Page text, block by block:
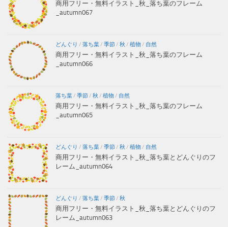
商用フリー・無料イラスト_秋_落ち葉のフレーム
_autumn067
どんぐり / 落ち葉/ 季節/ 秋 / 植物/ 自然
商用フリー・無料イラスト_秋_落ち葉のフレーム
_autumn066
落ち葉/ 季節/ 秋 / 植物/ 自然
商用フリー・無料イラスト_秋_落ち葉のフレーム
_autumn065
どんぐり / 落ち葉/ 季節/ 秋 / 植物/ 自然
商用フリー・無料イラスト_秋_落ち葉とどんぐりのフ
レーム_autumn064
どんぐり / 落ち葉/ 季節/ 秋
商用フリー・無料イラスト_秋_落ち葉とどんぐりのフ
レーム_autumn063